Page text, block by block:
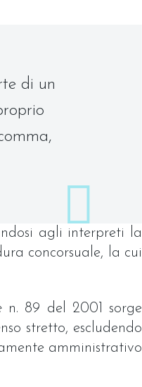
di un
agli interpreti la
concorsuale, la cui
n. 89 del 2001 sorge
stretto, escludendo
amministrativo